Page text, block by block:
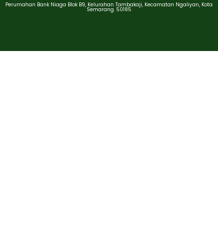
Perumahan Bank Niaga Blok B9, Kelurahan Tambakaji, Kecamatan Ngaliyan, Kota
Semarang. 50185